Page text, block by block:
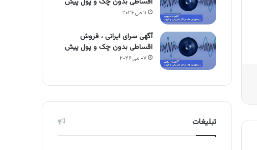
۱۱ می ۲۰۲۶
آگهی سرای ایرانی ، فروش
اقساطی بدون چک و پول پیش
۰۷ می ۲۰۲۶
تبلیغات